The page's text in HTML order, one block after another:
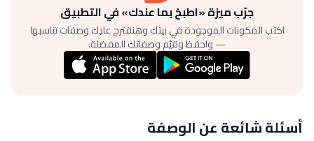
جرّب ميزة «اطبخ بما عندك» في التطبيق
اكتب المكونات الموجودة في بيتك وهنقترح عليك وصفات تناسبها
— واحفظ وقيّم وصفاتك المفضلة.
أسئلة شائعة عن الوصفة